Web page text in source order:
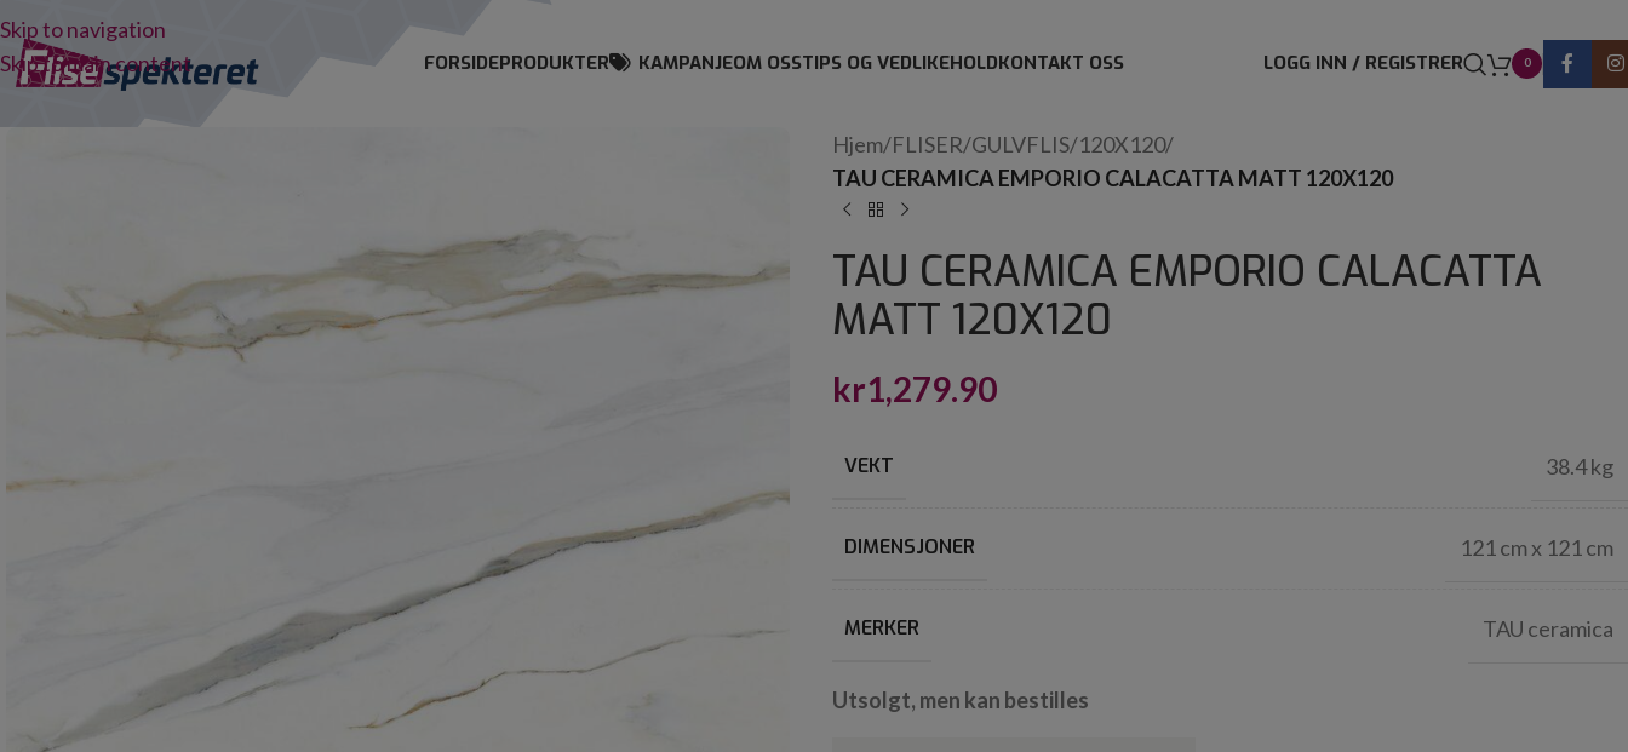
Skip to navigation
Skip to main content
FORSIDEPRODUKTER KAMPANJEOM OSSTIPS OG VEDLIKEHOLDKONTAKT OSS LOGG INN / REGISTRER 0
Hjem/FLISER/GULVFLIS/120X120/
TAU CERAMICA EMPORIO CALACATTA MATT 120X120
TAU CERAMICA EMPORIO CALACATTA
MATT 120X120
kr1,279.90
VEKT 38.4 kg
DIMENSJONER 121 cm x 121 cm
MERKER TAU ceramica
Utsolgt, men kan bestilles